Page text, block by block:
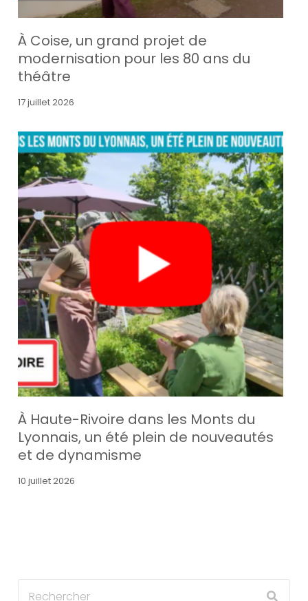
À Coise, un grand projet de
modernisation pour les 80 ans du
théâtre
17 juillet 2026
À Haute-Rivoire dans les Monts du
Lyonnais, un été plein de nouveautés
et de dynamisme
10 juillet 2026